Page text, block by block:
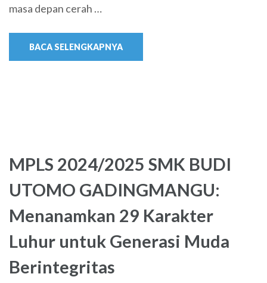
masa depan cerah …
BACA SELENGKAPNYA
MPLS 2024/2025 SMK BUDI
UTOMO GADINGMANGU:
Menanamkan 29 Karakter
Luhur untuk Generasi Muda
Berintegritas